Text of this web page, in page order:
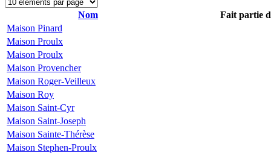
Nom
Fait partie
Maison Pinard
Maison Proulx
Maison Proulx
Maison Provencher
Maison Roger-Veilleux
Maison Roy
Maison Saint-Cyr
Maison Saint-Joseph
Maison Sainte-Thérèse
Maison Stephen-Proulx